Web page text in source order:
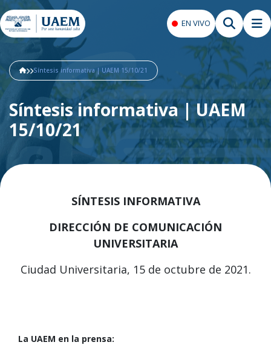
EN VIVO
Síntesis informativa | UAEM 15/10/21
Síntesis informativa | UAEM
15/10/21
SÍNTESIS INFORMATIVA
DIRECCIÓN DE COMUNICACIÓN
UNIVERSITARIA
Ciudad Universitaria, 15 de octubre de 2021.
La UAEM en la prensa: